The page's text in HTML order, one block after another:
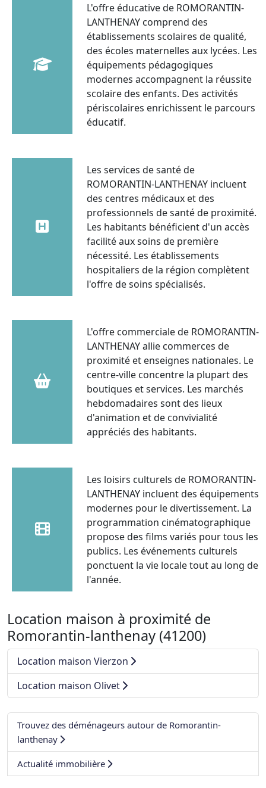
L'offre éducative de ROMORANTIN-
LANTHENAY comprend des
établissements scolaires de qualité,
des écoles maternelles aux lycées. Les
équipements pédagogiques
modernes accompagnent la réussite
scolaire des enfants. Des activités
périscolaires enrichissent le parcours
éducatif.
Les services de santé de
ROMORANTIN-LANTHENAY incluent
des centres médicaux et des
professionnels de santé de proximité.
Les habitants bénéficient d'un accès
facilité aux soins de première
nécessité. Les établissements
hospitaliers de la région complètent
l'offre de soins spécialisés.
L'offre commerciale de ROMORANTIN-
LANTHENAY allie commerces de
proximité et enseignes nationales. Le
centre-ville concentre la plupart des
boutiques et services. Les marchés
hebdomadaires sont des lieux
d'animation et de convivialité
appréciés des habitants.
Les loisirs culturels de ROMORANTIN-
LANTHENAY incluent des équipements
modernes pour le divertissement. La
programmation cinématographique
propose des films variés pour tous les
publics. Les événements culturels
ponctuent la vie locale tout au long de
l'année.
Location maison à proximité de
Romorantin-lanthenay (41200)
Location maison Vierzon
Location maison Olivet
Trouvez des déménageurs autour de Romorantin-
lanthenay
Actualité immobilière